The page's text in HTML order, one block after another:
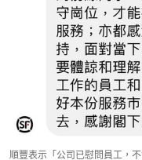
順豐表示「公司已慰問員工，